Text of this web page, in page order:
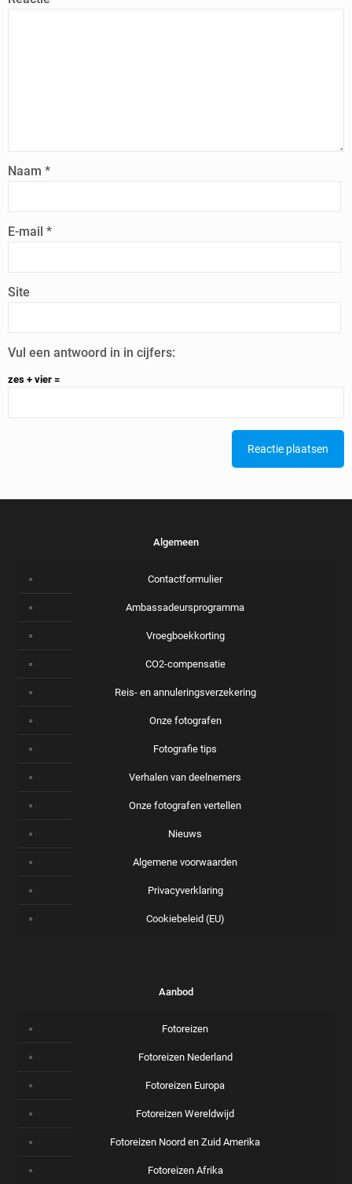
Naam *
E-mail *
Site
Vul een antwoord in in cijfers:
zes + vier =
Algemeen
Contactformulier
Ambassadeursprogramma
Vroegboekkorting
CO2-compensatie
Reis- en annuleringsverzekering
Onze fotografen
Fotografie tips
Verhalen van deelnemers
Onze fotografen vertellen
Nieuws
Algemene voorwaarden
Privacyverklaring
Cookiebeleid (EU)
Aanbod
Fotoreizen
Fotoreizen Nederland
Fotoreizen Europa
Fotoreizen Wereldwijd
Fotoreizen Noord en Zuid Amerika
Fotoreizen Afrika